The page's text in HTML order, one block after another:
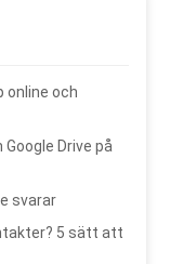
online och
Drive på
svarar
5 sätt att